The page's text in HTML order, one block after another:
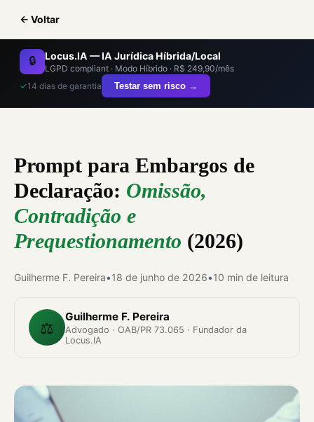
← Voltar
🔒 Locus.IA — IA Jurídica Híbrida/Local
LGPD compliant · Modo Híbrido · R$ 249,90/mês
✓14 dias de garantia Testar sem risco →
Prompt para Embargos de
Declaração: Omissão,
Contradição e
Prequestionamento (2026)
Guilherme F. Pereira•18 de junho de 2026•10 min de leitura
⚖️
Guilherme F. Pereira
Advogado · OAB/PR 73.065 · Fundador da
Locus.IA